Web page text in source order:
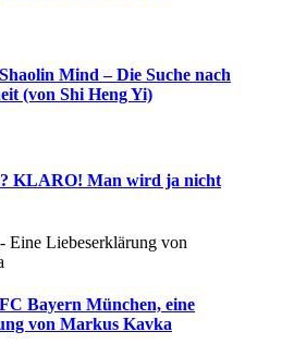
Mind – Die Suche nach
(von Shi Heng Yi)
KLARO! Man wird ja nicht
Bayern München, eine
von Markus Kavka